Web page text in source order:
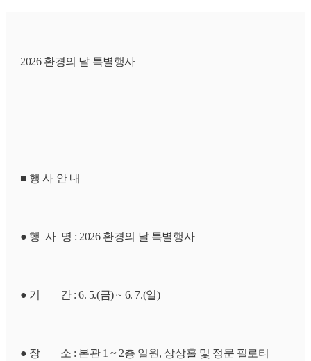
2026 환경의 날 특별행사
■ 행 사 안 내
● 행  사  명 : 2026 환경의 날 특별행사
● 기        간 : 6. 5.(금) ~ 6. 7.(일)
● 장        소 : 본관 1 ~ 2층 일원, 상상홀 및 정문 필로티